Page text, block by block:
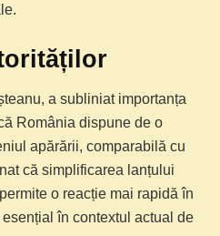
a subliniat importanța
România dispune de o
apărării, comparabilă cu
că simplificarea lanțului
o reacție mai rapidă în
în contextul actual de